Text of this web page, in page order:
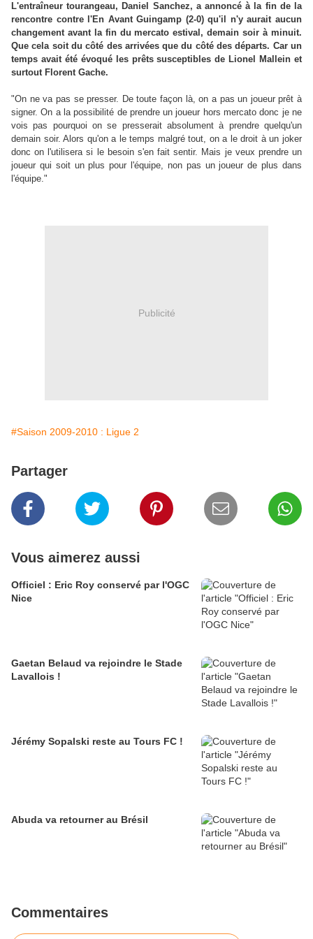
L'entraîneur tourangeau, Daniel Sanchez, a annoncé à la fin de la
rencontre contre l'En Avant Guingamp (2-0) qu'il n'y aurait aucun
changement avant la fin du mercato estival, demain soir à minuit.
Que cela soit du côté des arrivées que du côté des départs. Car un
temps avait été évoqué les prêts susceptibles de Lionel Mallein et
surtout Florent Gache.
"On ne va pas se presser. De toute façon là, on a pas un joueur prêt à
signer. On a la possibilité de prendre un joueur hors mercato donc je ne
vois pas pourquoi on se presserait absolument à prendre quelqu'un
demain soir. Alors qu'on a le temps malgré tout, on a le droit à un joker
donc on l'utilisera si le besoin s'en fait sentir. Mais je veux prendre un
joueur qui soit un plus pour l'équipe, non pas un joueur de plus dans
l'équipe."
Publicité
#Saison 2009-2010 : Ligue 2
Partager
Vous aimerez aussi
Officiel : Eric Roy conservé par l'OGC
Nice
Gaetan Belaud va rejoindre le Stade
Lavallois !
Jérémy Sopalski reste au Tours FC !
Abuda va retourner au Brésil
Commentaires